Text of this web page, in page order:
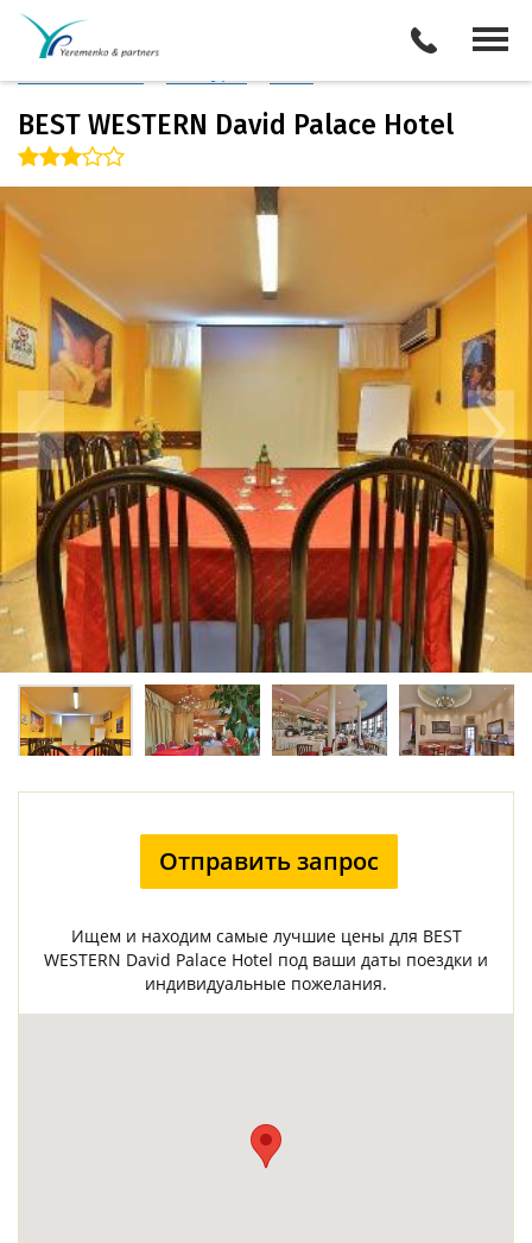
Италия
BEST WESTERN David Palace Hotel
Отправить запрос
Ищем и находим самые лучшие цены для BEST
WESTERN David Palace Hotel под ваши даты поездки и
индивидуальные пожелания.